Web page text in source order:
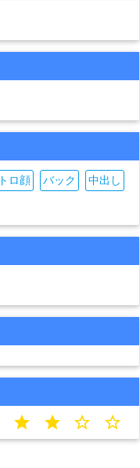
トロ顔 バック
中出し
star star star_border star_border